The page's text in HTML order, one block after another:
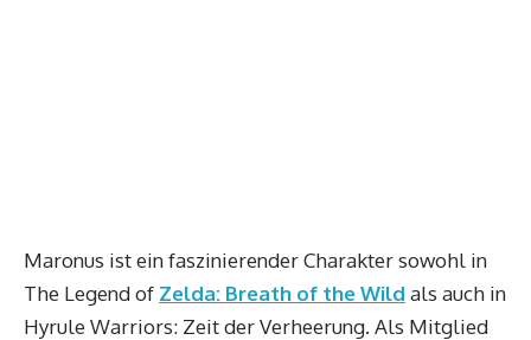
Maronus ist ein faszinierender Charakter sowohl in
The Legend of Zelda: Breath of the Wild als auch in
Hyrule Warriors: Zeit der Verheerung. Als Mitglied